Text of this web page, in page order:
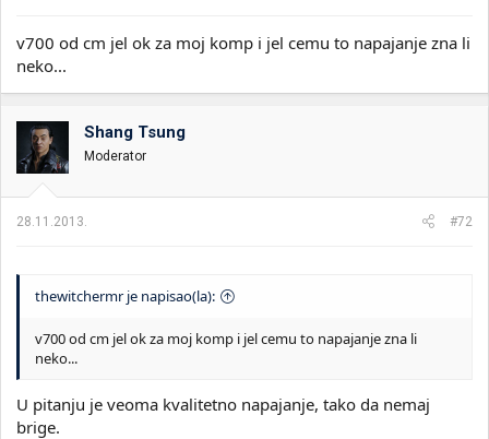
v700 od cm jel ok za moj komp i jel cemu to napajanje zna li
neko...
Shang Tsung
Moderator
28.11.2013. #72
thewitchermr je napisao(la):
v700 od cm jel ok za moj komp i jel cemu to napajanje zna li
neko...
U pitanju je veoma kvalitetno napajanje, tako da nemaj
brige.